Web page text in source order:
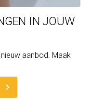
IN JOUW
aanbod. Maak